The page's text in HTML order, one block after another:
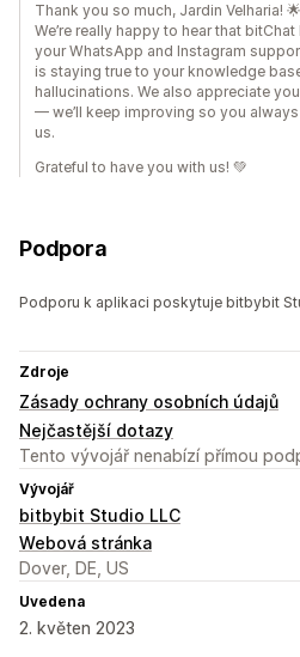
Thank you so much, Jardin Velharia! 🌟
We’re really happy to hear that
your WhatsApp and Instagram
is staying true to your knowledge
hallucinations. We also appreciate
— we’ll keep improving so you
us.
Grateful to have you with us! 💚
Podpora
Podporu k aplikaci poskytuje bitbybit
Zdroje
Zásady ochrany osobních údajů
Nejčastější dotazy
Tento vývojář nenabízí přímou
Vývojář
bitbybit Studio LLC
Webová stránka
Dover, DE, US
Uvedena
2. květen 2023